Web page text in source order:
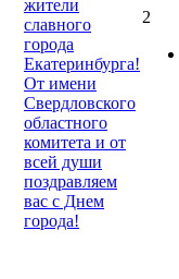
жители
славного
города
Екатеринбурга!
От имени
Свердловского
областного
комитета и от
всей души
поздравляем
вас с Днем
города!
2